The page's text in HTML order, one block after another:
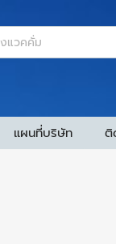
แผนที่บริษัท ติ